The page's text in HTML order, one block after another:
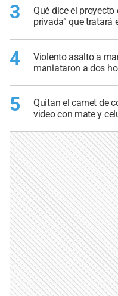
3
Qué dice el
privada” que tratará
4
Violento asalto a
maniataron a dos
5
Quitan el carnet de
video con mate y